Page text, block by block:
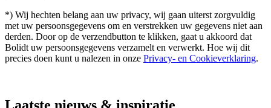
*) Wij hechten belang aan uw privacy, wij gaan uiterst zorgvuldig
met uw persoonsgegevens om en verstrekken uw gegevens niet aan
derden. Door op de verzendbutton te klikken, gaat u akkoord dat
Bolidt uw persoonsgegevens verzamelt en verwerkt. Hoe wij dit
precies doen kunt u nalezen in onze Privacy- en Cookieverklaring.